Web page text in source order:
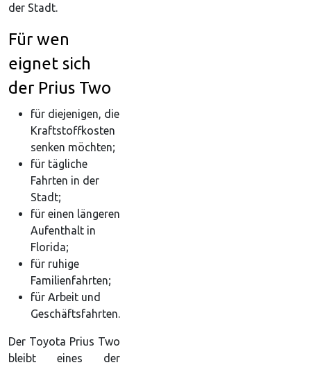
der Stadt.
Für wen
eignet sich
der Prius Two
für diejenigen, die
Kraftstoffkosten
senken möchten;
für tägliche
Fahrten in der
Stadt;
für einen längeren
Aufenthalt in
Florida;
für ruhige
Familienfahrten;
für Arbeit und
Geschäftsfahrten.
Der Toyota Prius Two
bleibt eines der